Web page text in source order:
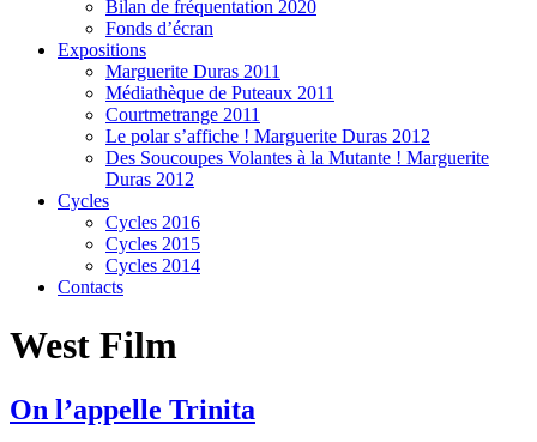
Bilan de fréquentation 2020
Fonds d’écran
Expositions
Marguerite Duras 2011
Médiathèque de Puteaux 2011
Courtmetrange 2011
Le polar s’affiche ! Marguerite Duras 2012
Des Soucoupes Volantes à la Mutante ! Marguerite
Duras 2012
Cycles
Cycles 2016
Cycles 2015
Cycles 2014
Contacts
West Film
On l’appelle Trinita